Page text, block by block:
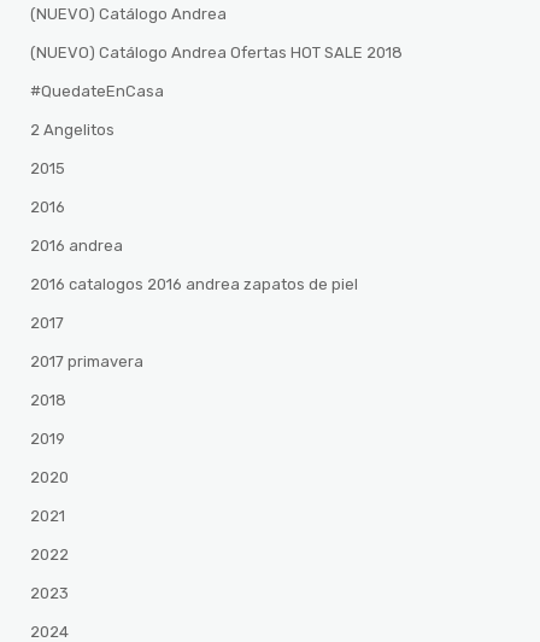
(NUEVO) Catálogo Andrea
(NUEVO) Catálogo Andrea Ofertas HOT SALE 2018
#QuedateEnCasa
2 Angelitos
2015
2016
2016 andrea
2016 catalogos 2016 andrea zapatos de piel
2017
2017 primavera
2018
2019
2020
2021
2022
2023
2024